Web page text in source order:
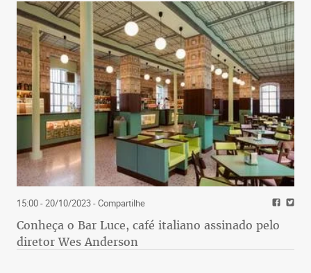
15:00 - 20/10/2023- Compartilhe
Conheça o Bar Luce, café italiano assinado pelo
diretor Wes Anderson